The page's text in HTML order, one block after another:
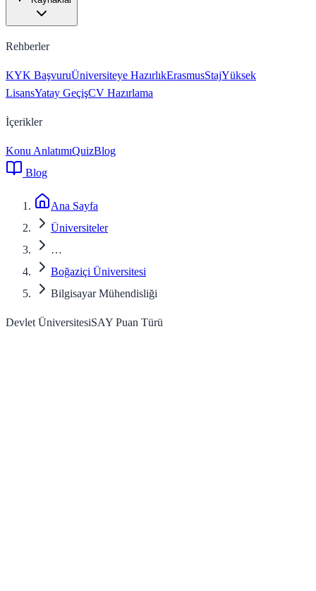
Rehberler
KYK BaşvuruÜniversiteye HazırlıkErasmusStajYüksek
LisansYatay GeçişCV Hazırlama
İçerikler
Konu AnlatımıQuizBlog
Blog
Ana Sayfa
Üniversiteler
…
Boğaziçi Üniversitesi
Bilgisayar Mühendisliği
Devlet ÜniversitesiSAY Puan Türü